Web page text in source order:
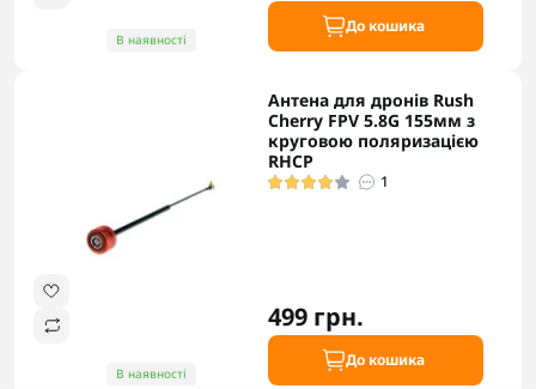
В наявності
До кошика
В наявності
Антена для дронів Rush
Cherry FPV 5.8G 155мм з
круговою поляризацією
RHCP
1
499 грн.
До кошика